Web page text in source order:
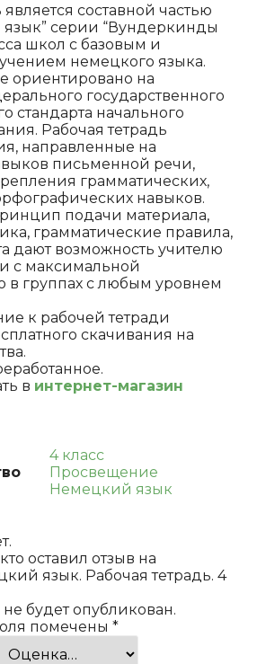
составной частью
серии “Вундеркинды
школ с базовым и
немецкого языка.
ориентировано на
государственного
стандарта начального
Рабочая тетрадь
направленные на
письменной речи,
грамматических,
навыков.
подачи материала,
грамматические правила,
дают возможность учителю
с максимальной
в группах с любым уровнем
к рабочей тетради
скачивания на
в интернет-магазин
4 класс
Просвещение
Немецкий язык
оставил отзыв на
язык. Рабочая тетрадь. 4
будет опубликован.
помечены *